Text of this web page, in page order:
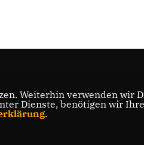
Weiterhin verwenden
Dienste, benötigen wir
.